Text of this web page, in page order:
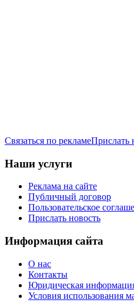
Связаться по рекламеПрислать
Наши услуги
Реклама на сайте
Публичный договор
Пользовательское
Прислать новость
Информация сайта
О нас
Контакты
Юридическая
Условия использования